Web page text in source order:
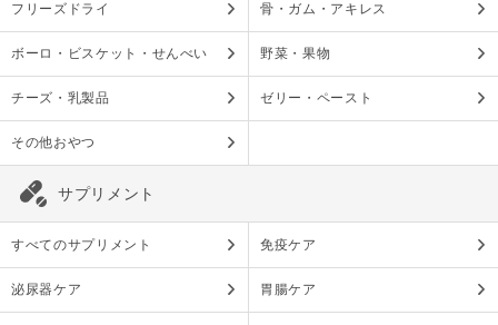
フリーズドライ 骨・ガム・アキレス
ボーロ・ビスケット・せんべい 野菜・果物
チーズ・乳製品 ゼリー・ペースト
その他おやつ
サプリメント
すべてのサプリメント 免疫ケア
泌尿器ケア 胃腸ケア